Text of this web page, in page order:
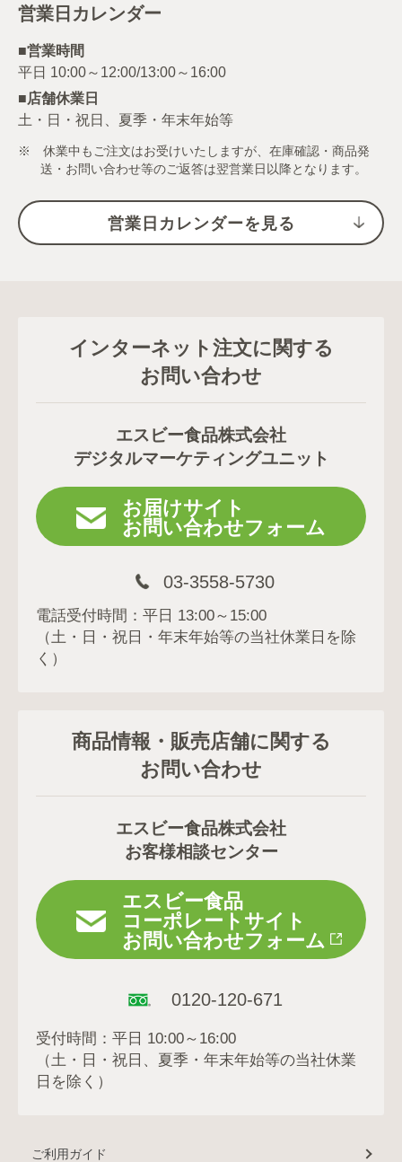
営業日カレンダー
■営業時間
■店舗休業日
土・日・祝日、夏季・年末年始等
※ 休業中もご注文はお受けいたしますが、在庫確認・商品発
送・お問い合わせ等のご返答は翌営業日以降となります。
営業日カレンダーを見る
インターネット注文に関する
お問い合わせ
エスビー食品株式会社
デジタルマーケティングユニット
お届けサイト
お問い合わせフォーム
03-3558-5730
電話受付時間：平日 13:00～15:00
（土・日・祝日・年末年始等の当社休業日を除
く）
商品情報・販売店舗に関する
お問い合わせ
エスビー食品株式会社
お客様相談センター
エスビー食品
コーポレートサイト
お問い合わせフォーム
0120-120-671
受付時間：平日 10:00～16:00
（土・日・祝日、夏季・年末年始等の当社休業
日を除く）
ご利用ガイド